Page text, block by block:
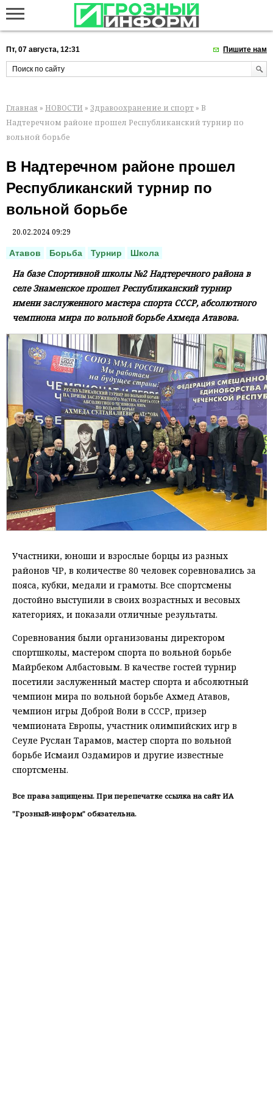
Пт, 07 августа, 12:31 Пишите нам
Главная » НОВОСТИ » Здравоохранение и спорт » В
Надтеречном районе прошел Республиканский турнир по
вольной борьбе
В Надтеречном районе прошел
Республиканский турнир по
вольной борьбе
20.02.2024 09:29
Атавов Борьба Турнир Школа
На базе Спортивной школы №2 Надтеречного района в
селе Знаменское прошел Республиканский турнир
имени заслуженного мастера спорта СССР, абсолютного
чемпиона мира по вольной борьбе Ахмеда Атавова.
Участники, юноши и взрослые борцы из разных
районов ЧР, в количестве 80 человек соревновались за
пояса, кубки, медали и грамоты. Все спортсмены
достойно выступили в своих возрастных и весовых
категориях, и показали отличные результаты.
Соревнования были организованы директором
спортшколы, мастером спорта по вольной борьбе
Майрбеком Албастовым. В качестве гостей турнир
посетили заслуженный мастер спорта и абсолютный
чемпион мира по вольной борьбе Ахмед Атавов,
чемпион игры Доброй Воли в СССР, призер
чемпионата Европы, участник олимпийских игр в
Сеуле Руслан Тарамов, мастер спорта по вольной
борьбе Исмаил Оздамиров и другие известные
спортсмены.
Все права защищены. При перепечатке ссылка на сайт ИА
"Грозный-информ" обязательна.